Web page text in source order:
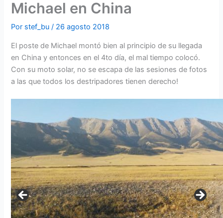
Michael en China
Por stef_bu/ 26 agosto 2018
El poste de Michael montó bien al principio de su llegada
en China y entonces en el 4to día, el mal tiempo colocó.
Con su moto solar, no se escapa de las sesiones de fotos
a las que todos los destripadores tienen derecho!